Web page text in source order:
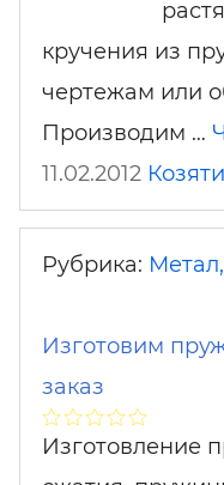
кручения из
чертежам или
Производим …
11.02.2012
Рубрика:
Изготовим
заказ
Изготовление